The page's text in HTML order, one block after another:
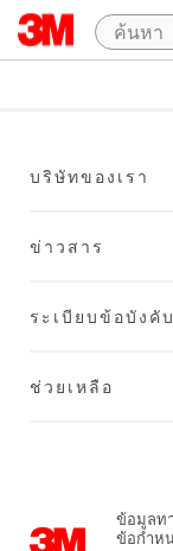
บริษัทของเรา
ข่าวสาร
ระเบียบข้อบังคับ
ช่วยเหลือ
ข้อมูลท
ข้อกำห